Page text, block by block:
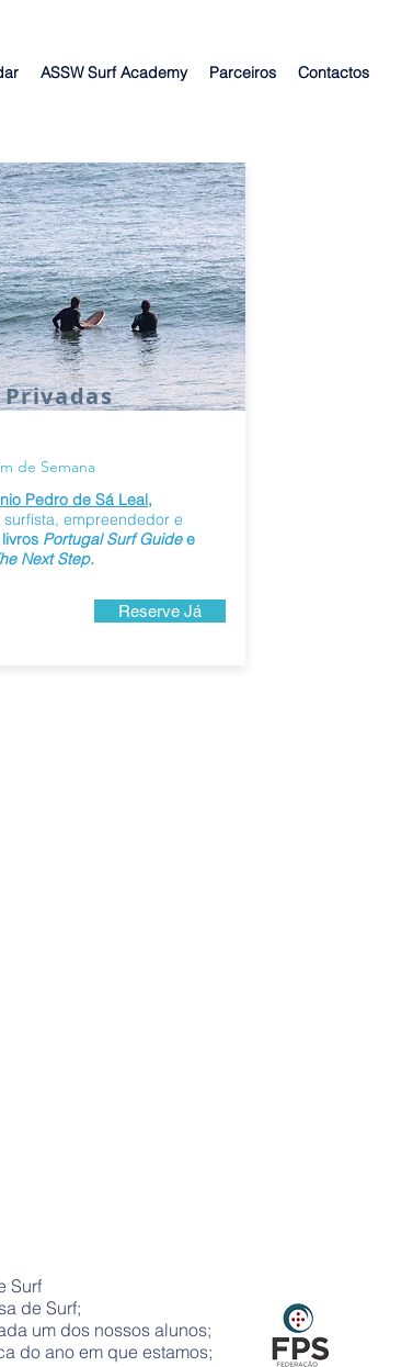
ASSW Surf Academy Parceiros Contactos
de Semana
Pedro de Sá Leal,
surfista, empreendedor e
Portugal Surf Guidee
Next Step.
Reserve Já
Surf
de Surf;
um dos nossos alunos;
do ano em que estamos;